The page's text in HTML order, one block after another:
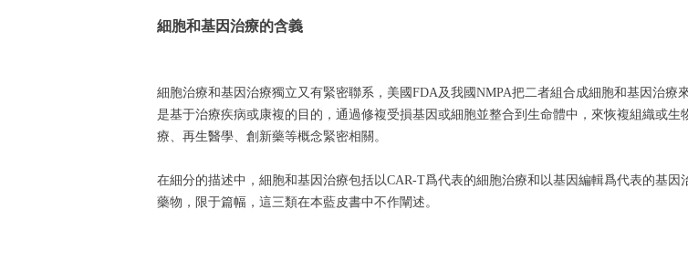
細胞和基因治療的含義
細胞治療和基因治療獨立又有緊密聯系，美國FDA及我國NMPA把二者組合成細胞和基因治
是基于治療疾病或康複的目的，通過修複受損基因或細胞並整合到生命體中，來恢複組織或
療、再生醫學、創新藥等概念緊密相關。
在細分的描述中，細胞和基因治療包括以CAR-T爲代表的細胞治療和以基因編輯爲代表的基
藥物，限于篇幅，這三類在本藍皮書中不作闡述。